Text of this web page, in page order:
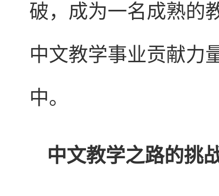
破，成为一名成熟的
中文教学事业贡献力
中。
中文教学之路的挑